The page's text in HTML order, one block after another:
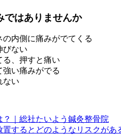
内側に痛みがでてくる
びない
る、押すと痛い
い痛みがでる
ない
？｜総社たいよう鍼灸整骨院
置するとどのようなリスクが